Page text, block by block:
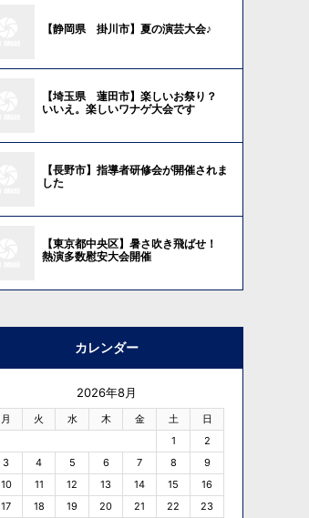
【静岡県 掛川市】夏の演芸大会♪
【埼玉県 蓮田市】楽しいお祭り？
いいえ。楽しいワナゲ大会です
【長野市】指導者研修会が開催されま
した
【東京都中央区】暑さ吹き飛ばせ！
熱演多数慰安大会開催
カレンダー
2026年8月
月 火 水 木 金 土 日
1
2
3
4 5 6 7 8
9
10
11 12 13 14 15
16
17
18 19 20 21 22
23